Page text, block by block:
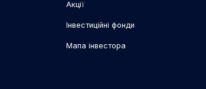
Акції
Інвестиційні фонди
Мапа інвестора